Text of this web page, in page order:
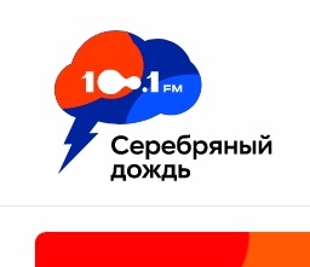
Москва 100.1 FM
Апатиты